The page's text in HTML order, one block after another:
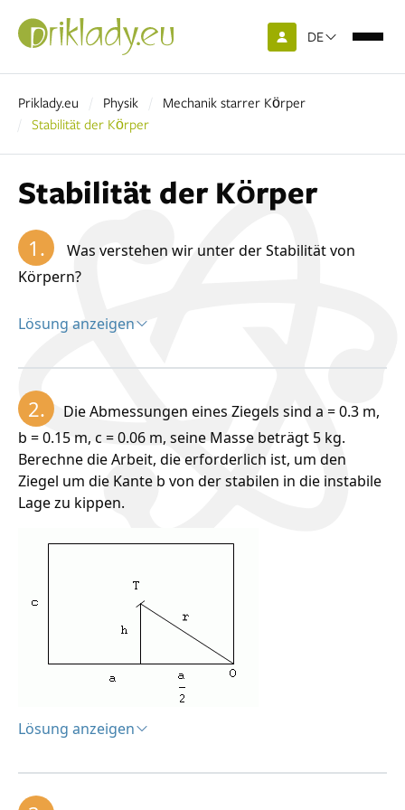
DE
Priklady.eu Physik
Mechanik starrer Körper
Stabilität der Körper
Stabilität der Körper
1.
Was verstehen wir unter der Stabilität von
Körpern?
Lösung anzeigen
Ein starrer Körper kann sich in drei
Gleichgewichtslagen befinden.
a.) Stabile Lage – nach einer Auslenkung kehrt der
Körper in seine ursprüngliche Lage zurück
b.) Neutrale Lage – der Körper bleibt in der
c.) Instabile Lage – der Körper kehrt nicht in seine
nötig ist, um
2.
Die Abmessungen eines Ziegels sind a = 0.3 m,
b = 0.15 m, c = 0.06 m, seine Masse beträgt 5 kg.
Berechne die Arbeit, die erforderlich ist, um den
Ziegel um die Kante b von der stabilen in die instabile
Lage zu kippen.
Lösung anzeigen
Analyse: